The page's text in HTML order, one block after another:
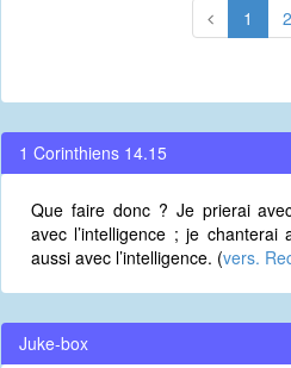
1 2
1 Corinthiens 14.15
Que faire donc ? Je prierai
avec l’intelligence ; je chanterai
aussi avec l’intelligence. (vers.
Juke-box